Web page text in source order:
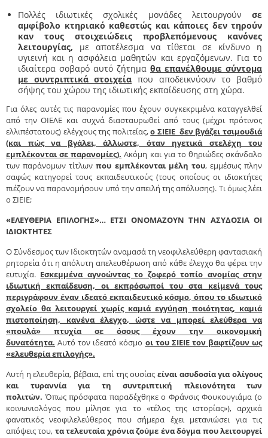
Πολλές ιδιωτικές σχολικές μονάδες λειτουργούν σε
αμφίβολο κτηριακό καθεστώς και κάποιες δεν τηρούν
καν τους στοιχειώδεις προβλεπόμενους κανόνες
λειτουργίας, με αποτέλεσμα να τίθεται σε κίνδυνο η
υγιεινή και η ασφάλεια μαθητών και εργαζόμενων. Για το
ιδιαίτερα σοβαρό αυτό ζήτημα θα επανέλθουμε σύντομα
με συντριπτικά στοιχεία που αποδεικνύουν το βαθμό
σήψης του χώρου της ιδιωτικής εκπαίδευσης στη χώρα.
Για όλες αυτές τις παρανομίες που έχουν συγκεκριμένα καταγγελθεί
από την ΟΙΕΛΕ και συχνά διασταυρωθεί από τους (μέχρι πρότινος
ελλιπέστατους) ελέγχους της πολιτείας,ο ΣΙΕΙΕ δεν βγάζει τσιμουδιά
(και πώς να βγάλει, άλλωστε, όταν ηγετικά στελέχη του
εμπλέκονται σε παρανομίες). Ακόμη και για το θηριώδες σκάνδαλο
των παράνομων τίτλωνπου εμπλέκονται μέλη του, εμμέσως πλην
σαφώς κατηγορεί τους εκπαιδευτικούς (τους οποίους οι ιδιοκτήτες
πιέζουν να παρανομήσουν υπό την απειλή της απόλυσης). Τι όμως λέει
ο ΣΙΕΙΕ;
«ΕΛΕΥΘΕΡΙΑ ΕΠΙΛΟΓΗΣ»… ΕΤΣΙ ΟΝΟΜΑΖΟΥΝ ΤΗΝ ΑΣΥΔΟΣΙΑ ΟΙ
ΙΔΙΟΚΤΗΤΕΣ
Ο Σύνδεσμος των Ιδιοκτητών αναμασά τη νεοφιλελεύθερη φαντασιακή
ρητορεία ότι η απόλυτη απελευθέρωση από κάθε έλεγχο θα φέρει την
ευτυχία. Εσκεμμένα αγνοώντας το ζοφερό τοπίο ανομίας στην
ιδιωτική εκπαίδευση, οι εκπρόσωποί του στα κείμενά τους
περιγράφουν έναν ιδεατό εκπαιδευτικό κόσμο, όπου το ιδιωτικό
σχολείο θα λειτουργεί χωρίς καμιά εγγύηση ποιότητας, καμιά
πιστοποίηση, κανένα έλεγχο, ώστε να μπορεί ελεύθερα να
«πουλά» πτυχία σε όσους έχουν την οικονομική
δυνατότητα. Αυτό τον ιδεατό κόσμο οι του ΣΙΕΙΕ τον βαφτίζουν ως
«ελευθερία επιλογής».
Αυτή η ελευθερία, βέβαια, επί της ουσίας είναι ασυδοσία για ολίγους
και τυραννία για τη συντριπτική πλειονότητα των
πολιτών. Όπως πρόσφατα παραδέχθηκε ο Φράνσις Φουκουγιάμα (ο
κοινωνιολόγος που μίλησε για το «τέλος της ιστορίας»), αρχικά
φανατικός νεοφιλελεύθερος που σήμερα έχει μετανιώσει για τις
απόψεις του, τα τελευταία χρόνια ζούμε ένα δόγμα που λειτουργεί